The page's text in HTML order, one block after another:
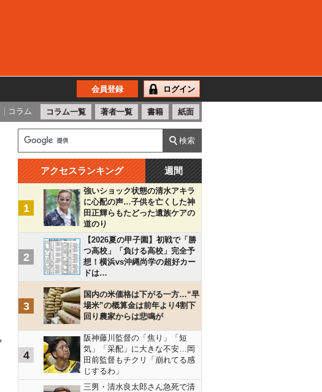
会員登録 ログイン
コラム コラム一覧 著者一覧 書籍 紙面
アクセスランキング 週間
1
強いショック状態の清水アキラ
に心配の声…子供を亡くした神
田正輝らもたどった遺族ケアの
道のり
2
【2026夏の甲子園】初戦で「勝
つ高校」「負ける高校」完全予
想！横浜vs沖縄尚学の超好カー
ドは…
3
国内の米価格は下がる一方…“早
場米”の概算金は前年より4割下
回り農家からは悲鳴が
4
阪神藤川監督の「焦り」「短
気」「采配」に大きな不安…岡
田前監督もチクリ「崩れてる感
じするわ」
三男・清水良太郎さん急死で清